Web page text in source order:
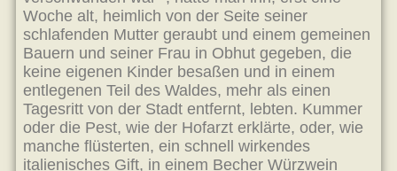
Woche alt, heimlich von der Seite seiner
schlafenden Mutter geraubt und einem gemeinen
Bauern und seiner Frau in Obhut gegeben, die
keine eigenen Kinder besaßen und in einem
entlegenen Teil des Waldes, mehr als einen
Tagesritt von der Stadt entfernt, lebten. Kummer
oder die Pest, wie der Hofarzt erklärte, oder, wie
manche flüsterten, ein schnell wirkendes
italienisches Gift, in einem Becher Würzwein